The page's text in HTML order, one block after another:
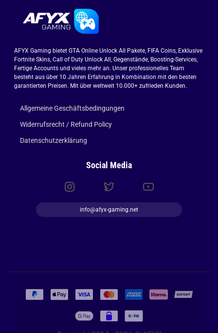
AFYX Gaming bietet GTA Online Unlock All Pakete, FIFA Coins, Exklusive
Fortnite Skins, Call of Duty Unlock All, Gegenstände, Boosting-Services,
Fertige Accounts und vieles mehr an. Unser professionelles Team
besteht aus über 10 Jahren Erfahrung in Kombination mit den besten
garantierten Preisen. Mit über weltweit 10.000+ zufrieden Kunden.
Allgemeine Geschäftsbedingungen
Widerrufsrecht / Refund Policy
Datenschutzerklärung
Social Media
info@afyx-gaming.net